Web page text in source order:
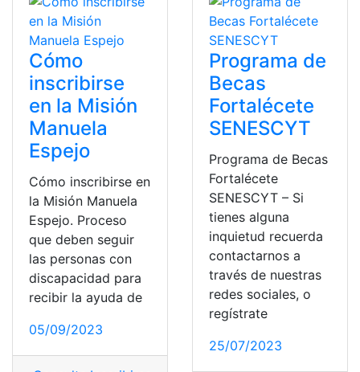
Cómo
inscribirse
en la Misión
Manuela
Espejo
Cómo inscribirse en
la Misión Manuela
Espejo. Proceso
que deben seguir
las personas con
discapacidad para
recibir la ayuda de
05/09/2023
Programa de
Becas
Fortalécete
SENESCYT
Programa de Becas
Fortalécete
SENESCYT – Si
tienes alguna
inquietud recuerda
contactarnos a
través de nuestras
redes sociales, o
regístrate
25/07/2023